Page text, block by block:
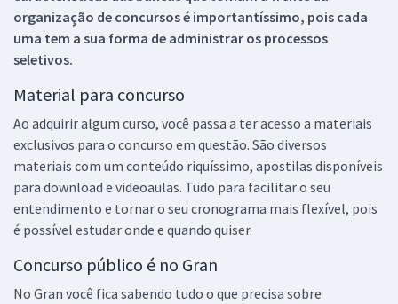
organização de concursos é importantíssimo, pois cada
uma tem a sua forma de administrar os processos
seletivos.
Material para concurso
Ao adquirir algum curso, você passa a ter acesso a materiais
exclusivos para o concurso em questão. São diversos
materiais com um conteúdo riquíssimo, apostilas disponíveis
para download e videoaulas. Tudo para facilitar o seu
entendimento e tornar o seu cronograma mais flexível, pois
é possível estudar onde e quando quiser.
Concurso público é no Gran
No Gran você fica sabendo tudo o que precisa sobre